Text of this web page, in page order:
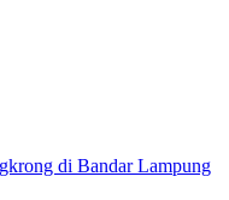
di Bandar Lampung